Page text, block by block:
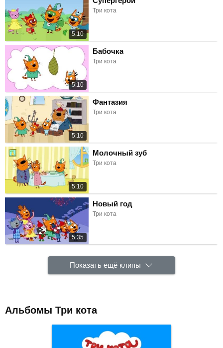
5:10
Три кота
5:10
Бабочка
Три кота
5:10
Фантазия
Три кота
5:10
Молочный зуб
Три кота
5:35
Новый год
Три кота
Показать ещё клипы
Альбомы Три кота